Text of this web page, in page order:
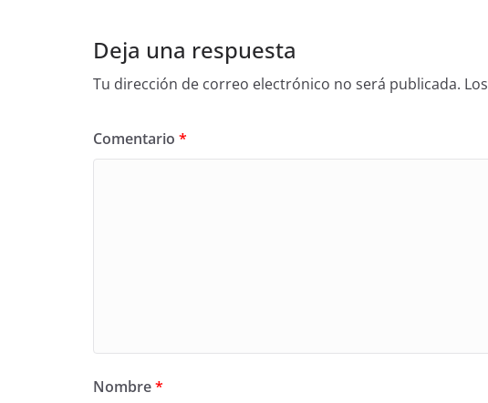
Deja una respuesta
Tu dirección de correo electrónico no será publicada.
Comentario *
Nombre*